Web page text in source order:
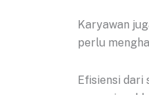
Karyawan
perlu
Efisiensi dari